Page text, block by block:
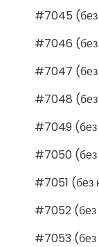
#7045 (без
#7046 (без
#7047 (без
#7048 (без
#7049 (без
#7050 (без
#7051 (без
#7052 (без
#7053 (без